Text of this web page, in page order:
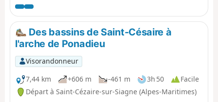
Des bassins de Saint-Césaire à
l'arche de Ponadieu
Visorandonneur
7,44 km
+606 m -461 m 3h 50
Facile
Départ à Saint-Cézaire-sur-Siagne (Alpes-Maritimes)